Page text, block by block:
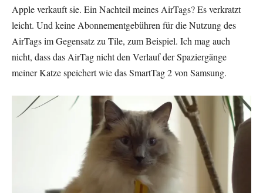
Apple verkauft sie. Ein Nachteil meines AirTags? Es verkratzt
leicht. Und keine Abonnementgebühren für die Nutzung des
AirTags im Gegensatz zu Tile, zum Beispiel. Ich mag auch
nicht, dass das AirTag nicht den Verlauf der Spaziergänge
meiner Katze speichert wie das SmartTag 2 von Samsung.